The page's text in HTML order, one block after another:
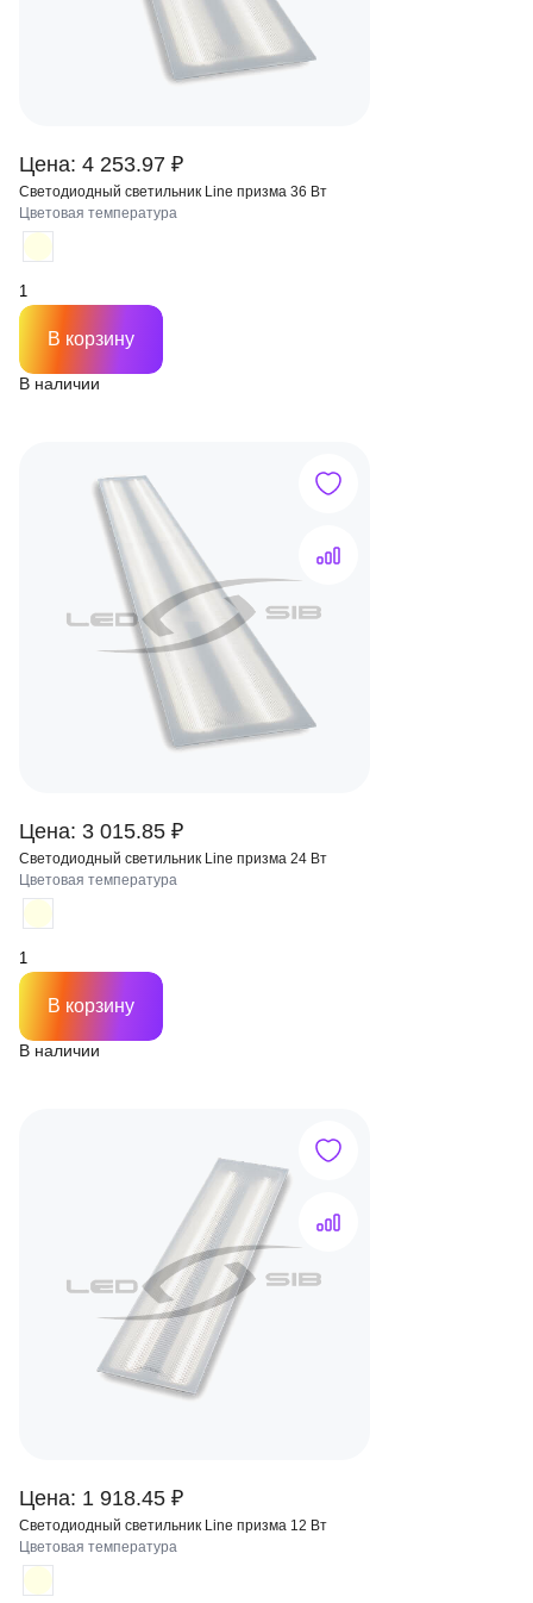
Цена: 4 253.97 ₽
Светодиодный светильник Line призма 36 Вт
В наличии
Цветовая температура
В корзину
Цена: 3 015.85 ₽
Светодиодный светильник Line призма 24 Вт
В наличии
Цветовая температура
В корзину
Цена: 1 918.45 ₽
Светодиодный светильник Line призма 12 Вт
Цветовая температура